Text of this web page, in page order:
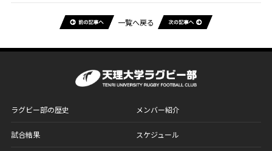
一覧へ戻る
ラグビー部の歴史 メンバー紹介
試合結果 スケジュール